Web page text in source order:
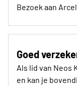
Bezoek aan
Goed
Als lid van Neos
en kan je